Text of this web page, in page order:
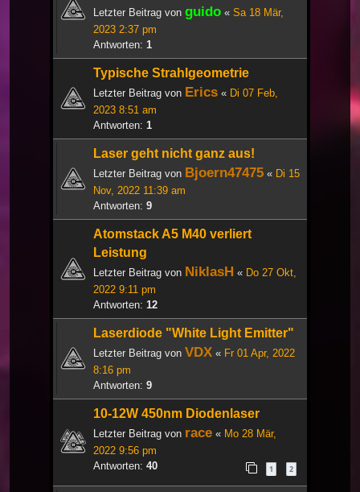
Letzter Beitrag von guido « Sa 18 Mär,
2023 2:37 pm
Antworten: 1
Typische Strahlgeometrie
Letzter Beitrag von Erics « Di 07 Feb,
2023 8:51 am
Antworten: 1
Laser geht nicht ganz aus!
Letzter Beitrag von Bjoern47475 « Di 15
Nov, 2022 11:39 am
Antworten: 9
Atomstack A5 M40 verliert
Leistung
Letzter Beitrag von NiklasH « Do 27 Okt,
2022 9:11 pm
Antworten: 12
Laserdiode "White Light Emitter"
Letzter Beitrag von VDX « Fr 01 Apr, 2022
8:16 pm
Antworten: 9
10-12W 450nm Diodenlaser
Letzter Beitrag von race « Mo 28 Mär,
2022 9:56 pm
Antworten: 40 1 2